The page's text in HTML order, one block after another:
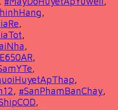
,
,
,
,
,
,
,
, #SanPhamBanChay,
,